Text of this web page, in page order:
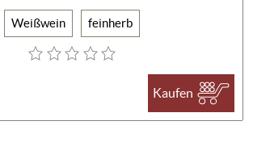
Weißwein feinherb
Kaufen